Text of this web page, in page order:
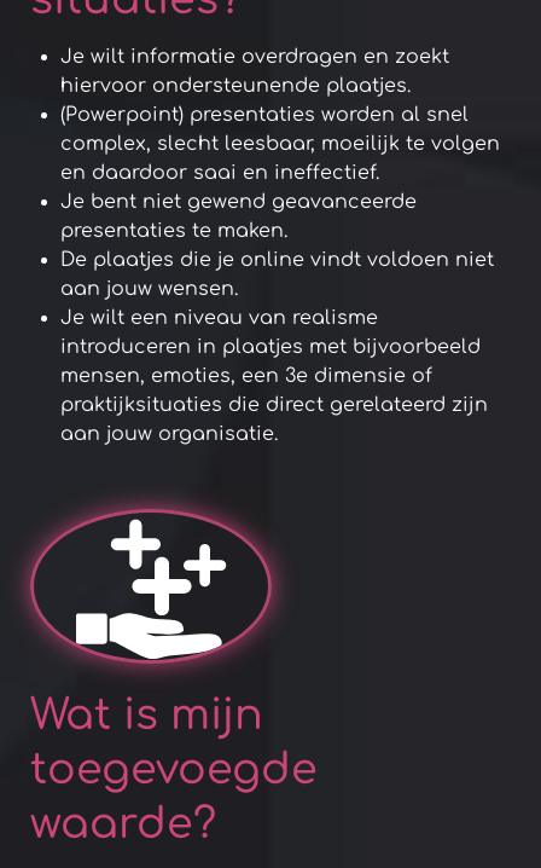
Je wilt informatie overdragen en zoekt
hiervoor ondersteunende plaatjes.
(Powerpoint) presentaties worden al snel
complex, slecht leesbaar, moeilijk te volgen
en daardoor saai en ineffectief.
Je bent niet gewend geavanceerde
presentaties te maken.
De plaatjes die je online vindt voldoen niet
aan jouw wensen.
Je wilt een niveau van realisme
introduceren in plaatjes met bijvoorbeeld
mensen, emoties, een 3e dimensie of
praktijksituaties die direct gerelateerd zijn
aan jouw organisatie.
Wat is mijn
toegevoegde
waarde?